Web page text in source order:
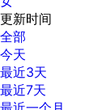
更新时间
全部
今天
最近3天
最近7天